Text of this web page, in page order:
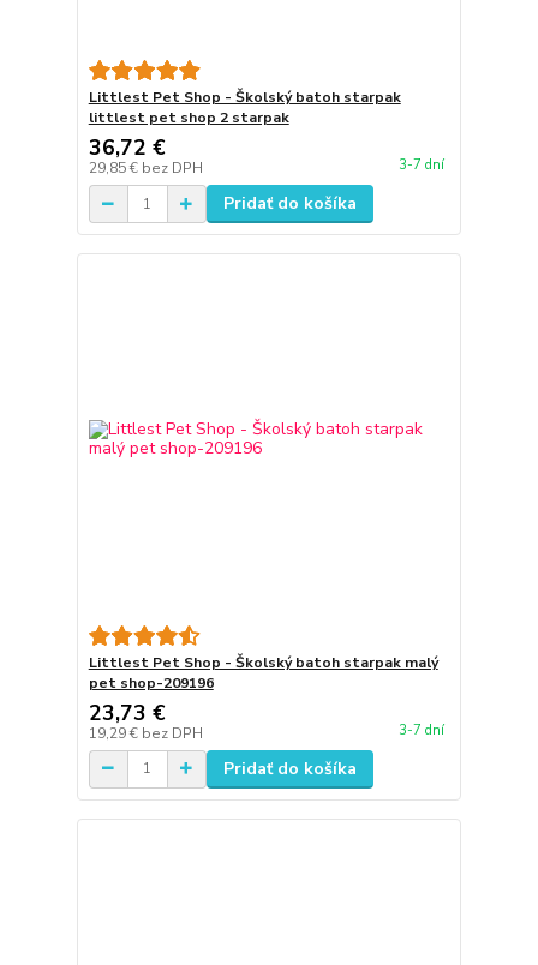
Littlest Pet Shop - Školský batoh starpak
littlest pet shop 2 starpak
36,72 €
29,85 € bez DPH 3-7 dní
Pridať do košíka
Littlest Pet Shop - Školský batoh starpak malý
pet shop-209196
23,73 €
19,29 € bez DPH 3-7 dní
Pridať do košíka